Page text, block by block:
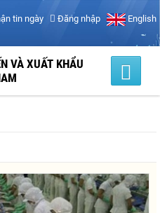
tin ngày Đăng nhập English
VÀ XUẤT KHẨU